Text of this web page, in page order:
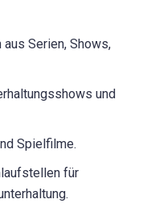
Serien, Shows,
und
Spielfilme.
für